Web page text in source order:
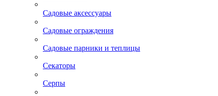
Садовые аксессуары
Садовые ограждения
Садовые парники и теплицы
Секаторы
Серпы